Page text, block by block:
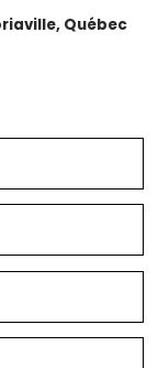
Québec